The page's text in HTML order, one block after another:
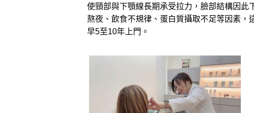
使頸部與下顎線長期承受拉力，臉部結構因此
熬夜、飲食不規律、蛋白質攝取不足等因素，
早5至10年上門。